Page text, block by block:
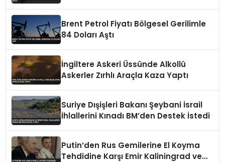
Brent Petrol Fiyatı Bölgesel Gerilimle
84 Doları Aştı
İngiltere Askeri Üssünde Alkollü
Askerler Zırhlı Araçla Kaza Yaptı
Suriye Dışişleri Bakanı Şeybani İsrail
İhlallerini Kınadı BM’den Destek İstedi
Putin’den Rus Gemilerine El Koyma
Tehdidine Karşı Emir Kaliningrad ve